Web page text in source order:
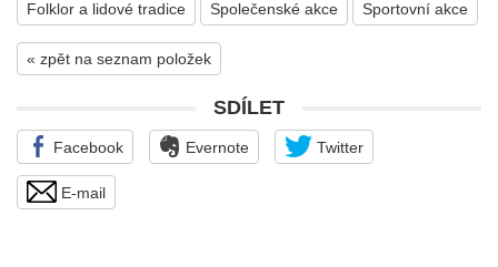
Folklor a lidové tradice Společenské akce Sportovní akce
« zpět na seznam položek
SDÍLET
Facebook Evernote Twitter
E-mail